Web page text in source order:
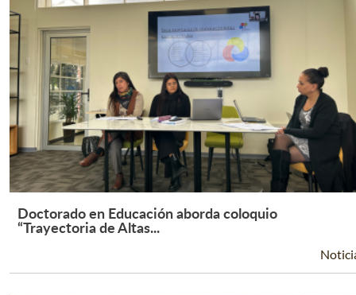
Leer Más +
Doctorado en Educación aborda coloquio
“Trayectoria de Altas...